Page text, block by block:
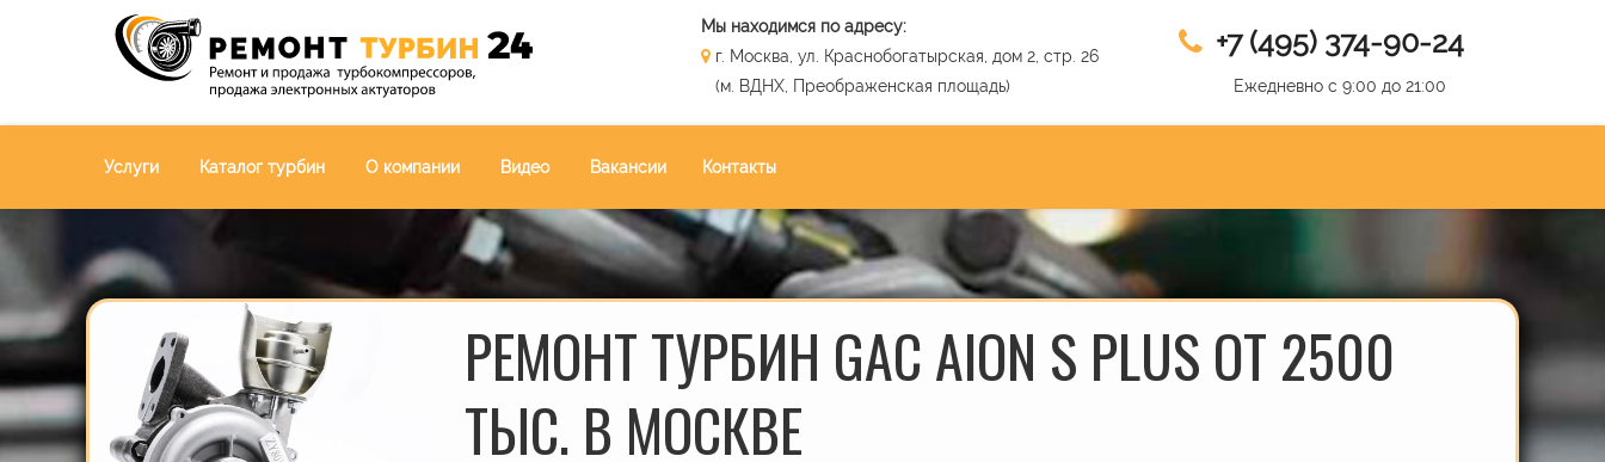
Мы находимся по адресу:
г. Москва, ул. Краснобогатырская, дом 2, стр. 26
(м. ВДНХ, Преображенская площадь)
+7 (495) 374-90-24
Ежедневно с 9:00 до 21:00
Услуги Каталог турбин О компании Видео Вакансии Контакты
РЕМОНТ ТУРБИН GAC AION S PLUS ОТ 2500
ТЫС. В МОСКВЕ